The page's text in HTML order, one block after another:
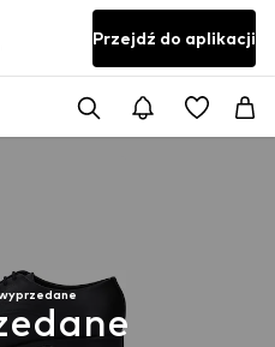
Przejdź do aplikacji